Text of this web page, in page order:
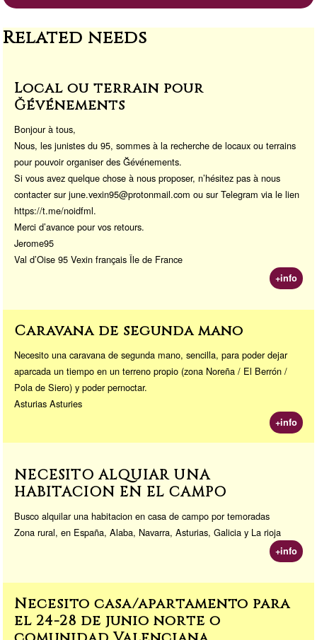
m o
n
n
k
a
Related needs
Local ou terrain pour
Ğévénements
Bonjour à tous,
Nous, les junistes du 95, sommes à la recherche de locaux ou terrains
pour pouvoir organiser des Ğévénements.
Si vous avez quelque chose à nous proposer, n’hésitez pas à nous
contacter sur june.vexin95@protonmail.com ou sur Telegram via le lien
https://t.me/noidfml.
Merci d’avance pour vos retours.
Jerome95
Val d’Oise 95 Vexin français Île de France
+info
Caravana de segunda mano
Necesito una caravana de segunda mano, sencilla, para poder dejar
aparcada un tiempo en un terreno propio (zona Noreña / El Berrón /
Pola de Siero) y poder pernoctar.
Asturias Asturies
+info
NECESITO ALQUIAR UNA
HABITACION EN EL CAMPO
Busco alquilar una habitacion en casa de campo por temoradas
Zona rural, en España, Alaba, Navarra, Asturias, Galicia y La rioja
+info
Necesito casa/apartamento para
el 24-28 de junio norte o